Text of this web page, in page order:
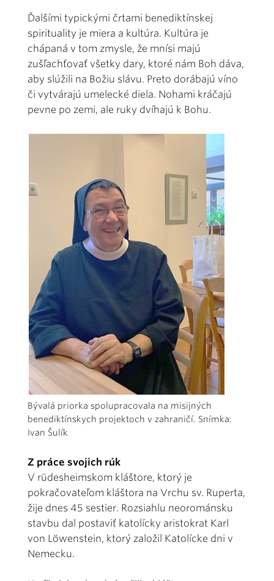
Ďalšími typickými črtami benediktínskej
spirituality je miera a kultúra. Kultúra je
chápaná v tom zmysle, že mnísi majú
zušľachťovať všetky dary, ktoré nám Boh dáva,
aby slúžili na Božiu slávu. Preto dorábajú víno
či vytvárajú umelecké diela. Nohami kráčajú
pevne po zemi, ale ruky dvíhajú k Bohu.
Bývalá priorka spolupracovala na misijných
benediktínskych projektoch v zahraničí. Snímka:
Ivan Šulík
Z práce svojich rúk
V rüdesheimskom kláštore, ktorý je
pokračovateľom kláštora na Vrchu sv. Ruperta,
žije dnes 45 sestier. Rozsiahlu neorománsku
stavbu dal postaviť katolícky aristokrat Karl
von Löwenstein, ktorý založil Katolícke dni v
Nemecku.